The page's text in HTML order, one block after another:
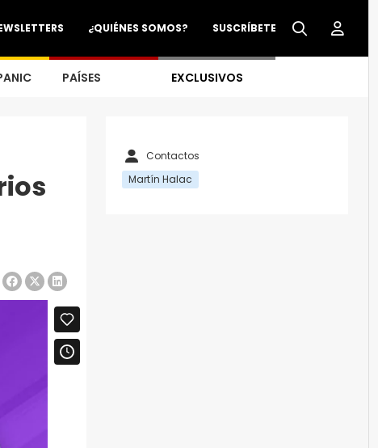
SUSCRÍBETE
¿QUIÉNES SOMOS?
PAÍSES EXCLUSIVOS
Contactos
Martín Halac